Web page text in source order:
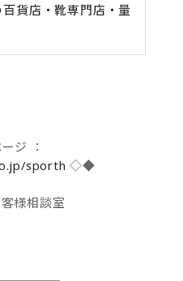
貨店・靴専門店・量
ジ ：
sporth ◇◆
様相談室